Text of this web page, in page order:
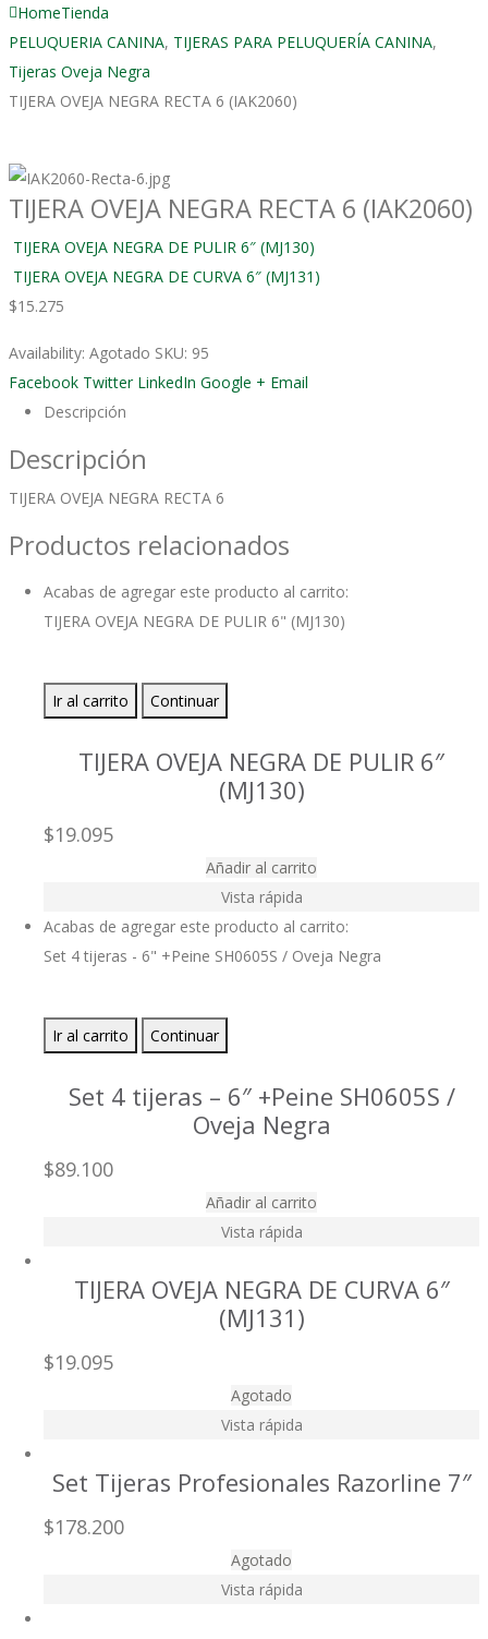
HomeTienda
PELUQUERIA CANINA, TIJERAS PARA PELUQUERÍA CANINA,
Tijeras Oveja Negra
TIJERA OVEJA NEGRA RECTA 6 (IAK2060)
TIJERA OVEJA NEGRA RECTA 6 (IAK2060)
TIJERA OVEJA NEGRA DE PULIR 6″ (MJ130)
TIJERA OVEJA NEGRA DE CURVA 6″ (MJ131)
$15.275
Availability: Agotado SKU: 95
Facebook Twitter LinkedIn Google + Email
Descripción
Descripción
TIJERA OVEJA NEGRA RECTA 6
Productos relacionados
Acabas de agregar este producto al carrito:
TIJERA OVEJA NEGRA DE PULIR 6" (MJ130)
Ir al carrito Continuar
TIJERA OVEJA NEGRA DE PULIR 6″
(MJ130)
$19.095
Añadir al carrito
Vista rápida
Acabas de agregar este producto al carrito:
Set 4 tijeras - 6" +Peine SH0605S / Oveja Negra
Ir al carrito Continuar
Set 4 tijeras – 6″ +Peine SH0605S /
Oveja Negra
$89.100
Añadir al carrito
Vista rápida
TIJERA OVEJA NEGRA DE CURVA 6″
(MJ131)
$19.095
Agotado
Vista rápida
Set Tijeras Profesionales Razorline 7″
$178.200
Agotado
Vista rápida